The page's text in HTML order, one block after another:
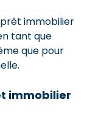
immobilier
tant que
que pour
immobilier